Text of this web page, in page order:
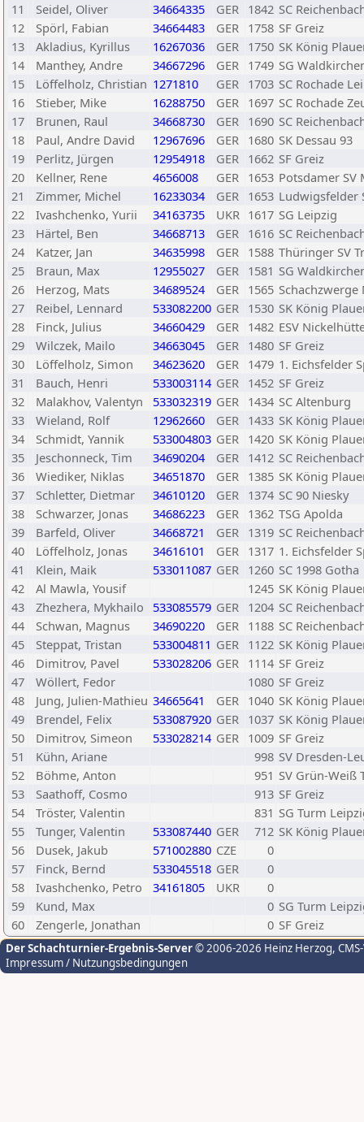
11
Seidel, Oliver 34664335 GER 1842 SC
12
Spörl, Fabian 34664483 GER 1758 SF Greiz
13
Akladius, Kyrillus 16267036 GER 1750 SK König
14
Manthey, Andre 34667296 GER 1749 SG
15
Löffelholz, Christian 1271810 GER 1703 SC Rochade
16
Stieber, Mike 16288750 GER 1697 SC Rochade
17
Brunen, Raul 34668730 GER 1690 SC
18
Paul, Andre David 12967696 GER 1680 SK Dessau 93
19
Perlitz, Jürgen 12954918 GER 1662 SF Greiz
20
Kellner, Rene 4656008 GER 1653 Potsdamer SV
21
Zimmer, Michel 16233034 GER 1653 Ludwigsfelder
22
Ivashchenko, Yurii 34163735 UKR 1617 SG Leipzig
23
Härtel, Ben 34668713 GER 1616 SC
24
Katzer, Jan 34635998 GER 1588 Thüringer SV
25
Braun, Max 12955027 GER 1581 SG
26
Herzog, Mats 34689524 GER 1565
27
Reibel, Lennard 533082200 GER 1530 SK König
28
Finck, Julius 34660429 GER 1482 ESV
29
Wilczek, Mailo 34663045 GER 1480 SF Greiz
30
Löffelholz, Simon 34623620 GER 1479 1. Eichsfelder
31
Bauch, Henri 533003114 GER 1452 SF Greiz
32
Malakhov, Valentyn 533032319 GER 1434 SC Altenburg
33
Wieland, Rolf 12962660 GER 1433 SK König
34
Schmidt, Yannik 533004803 GER 1420 SK König
35
Jeschonneck, Tim 34690204 GER 1412 SC
36
Wiediker, Niklas 34651870 GER 1385 SK König
37
Schletter, Dietmar 34610120 GER 1374 SC 90 Niesky
38
Schwarzer, Jonas 34686223 GER 1362 TSG Apolda
39
Barfeld, Oliver 34668721 GER 1319 SC
40
Löffelholz, Jonas 34616101 GER 1317 1. Eichsfelder
41
Klein, Maik 533011087 GER 1260 SC 1998 Gotha
42
Al Mawla, Yousif 1245 SK König
43
Zhezhera, Mykhailo 533085579 GER 1204 SC
44
Schwan, Magnus 34690220 GER 1188 SC
45
Steppat, Tristan 533004811 GER 1122 SK König
46
Dimitrov, Pavel 533028206 GER 1114 SF Greiz
47
Wöllert, Fedor 1080 SF Greiz
48
Jung, Julien-Mathieu 34665641 GER 1040 SK König
49
Brendel, Felix 533087920 GER 1037 SK König
50
Dimitrov, Simeon 533028214 GER 1009 SF Greiz
51
Kühn, Ariane 998 SV Dresden-
52
Böhme, Anton 951 SV Grün-Weiß
53
Saathoff, Cosmo 913 SF Greiz
54
Tröster, Valentin 831 SG Turm
55
Tunger, Valentin 533087440 GER 712 SK König
56
Dusek, Jakub 571002880 CZE
0
57
Finck, Bernd 533045518 GER
0
58
Ivashchenko, Petro 34161805 UKR
0
59
Kund, Max 0 SG Turm
60
Zengerle, Jonathan 0 SF Greiz
Der Schachturnier-Ergebnis-Server© 2006-2026 Heinz Herzog,
Impressum / Nutzungsbedingungen